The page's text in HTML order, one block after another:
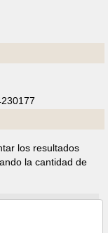
los resultados
la cantidad de